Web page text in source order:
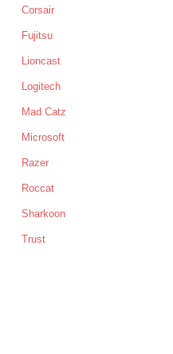
Corsair
Fujitsu
Lioncast
Logitech
Mad Catz
Microsoft
Razer
Roccat
Sharkoon
Trust